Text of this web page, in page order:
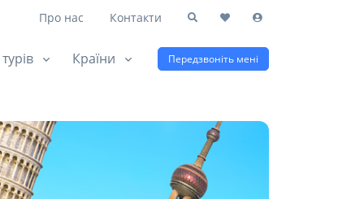
Про нас Контакти
Країни Передзвоніть мені